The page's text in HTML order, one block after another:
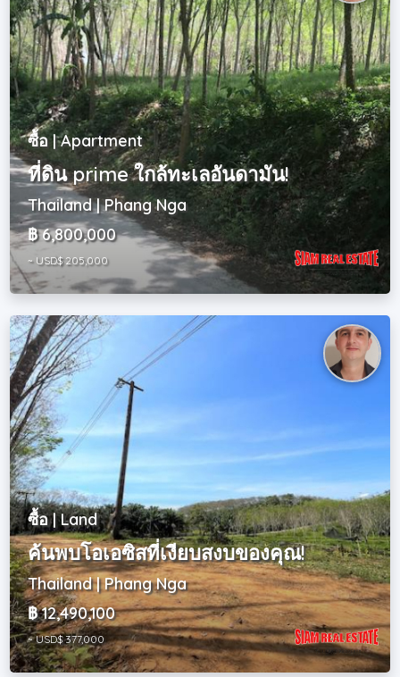
ซื้อ | Apartment
ที่ดิน prime ใกล้ทะเลอันดามัน!
Thailand | Phang Nga
฿ 6,800,000
~ USD$ 205,000
ซื้อ | Land
ค้นพบโอเอซิสที่เงียบสงบของคุณ!
Thailand | Phang Nga
฿ 12,490,100
~ USD$ 377,000